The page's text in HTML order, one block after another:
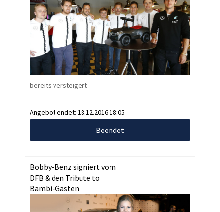
bereits versteigert
Angebot endet: 18.12.2016 18:05
Beendet
Bobby-Benz signiert vom
DFB & den Tribute to
Bambi-Gästen